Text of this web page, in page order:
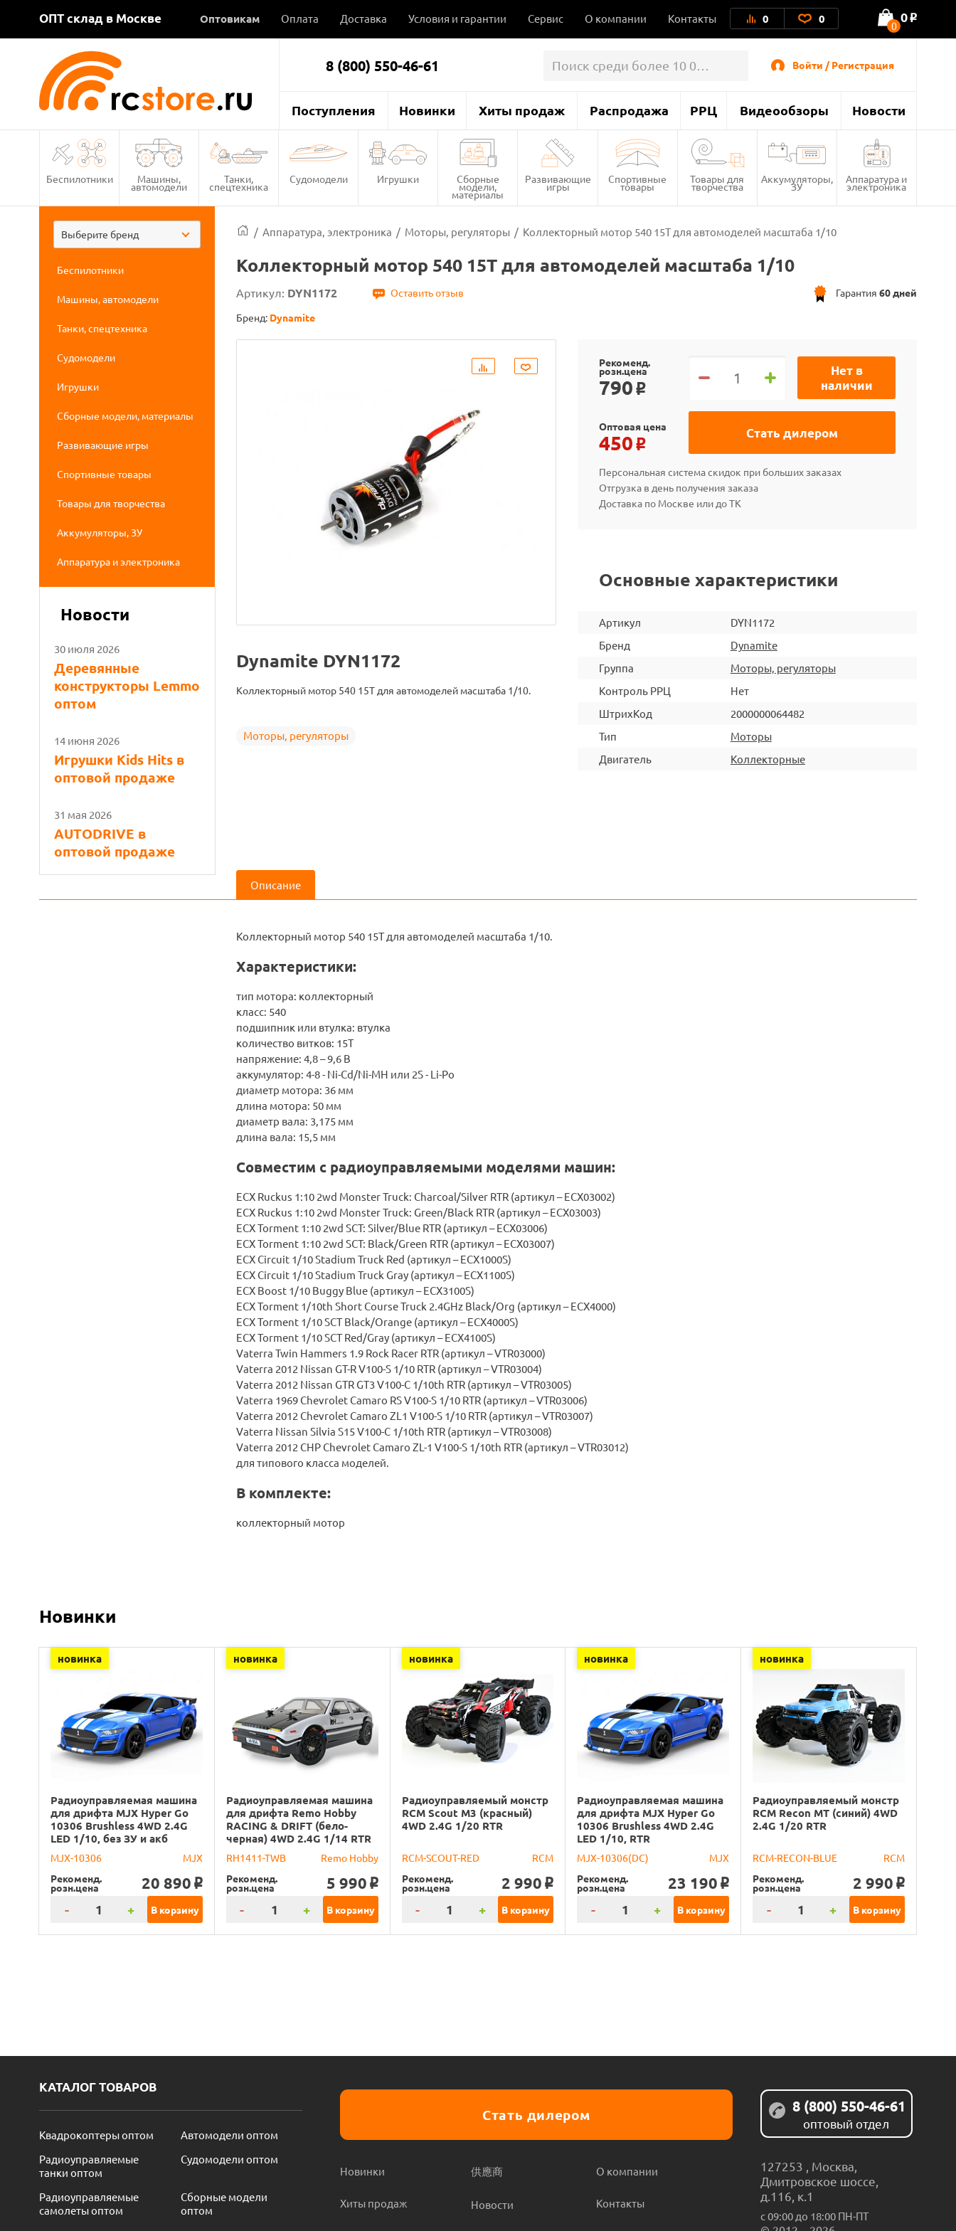
ОПТ склад в Москве Оптовикам Оплата Доставка Условия и гарантии Сервис О компании Контакты 0 0 0
0 o
8 (800) 550-46-61 Войти / Регистрация
Поступления Новинки Хиты продаж Распродажа РРЦ Видеообзоры Новости
Беспилотники Машины,
автомодели
Танки,
спецтехника
Судомодели Игрушки Сборные
модели,
материалы
Развивающие
игры
Спортивные
товары
Товары для
творчества
Аккумуляторы,
ЗУ
Аппаратура и
электроника
Выберите бренд
Беспилотники
Машины, автомодели
Танки, спецтехника
Судомодели
Игрушки
Сборные модели, материалы
Развивающие игры
Спортивные товары
Товары для творчества
Аккумуляторы, ЗУ
Аппаратура и электроника
Новости
30 июля 2026
Деревянные
конструкторы Lemmo
оптом
14 июня 2026
Игрушки Kids Hits в
оптовой продаже
31 мая 2026
AUTODRIVE в
оптовой продаже
/ Аппаратура, электроника / Моторы, регуляторы / Коллекторный мотор 540 15T для автомоделей масштаба 1/10
Коллекторный мотор 540 15T для автомоделей масштаба 1/10
Артикул: DYN1172 Оставить отзыв Гарантия 60 дней
Бренд: Dynamite
Dynamite DYN1172
Коллекторный мотор 540 15T для автомоделей масштаба 1/10.
Моторы, регуляторы
Рекоменд.
розн.цена
790 o
Нет в
наличии
Стать дилером
Оптовая цена
450 o
Персональная система скидок при больших заказах
Отгрузка в день получения заказа
Доставка по Москве или до ТК
Основные характеристики
Артикул
DYN1172
Бренд
Dynamite
Группа
Моторы, регуляторы
Контроль РРЦ
Нет
ШтрихКод
2000000064482
Тип
Моторы
Двигатель
Коллекторные
Описание
Коллекторный мотор 540 15T для автомоделей масштаба 1/10.
Характеристики:
тип мотора: коллекторный
класс: 540
подшипник или втулка: втулка
количество витков: 15T
напряжение: 4,8 – 9,6 В
аккумулятор: 4-8 - Ni-Cd/Ni-MH или 2S - Li-Po
диаметр мотора: 36 мм
длина мотора: 50 мм
диаметр вала: 3,175 мм
длина вала: 15,5 мм
Совместим с радиоуправляемыми моделями машин:
ECX Ruckus 1:10 2wd Monster Truck: Charcoal/Silver RTR (артикул – ECX03002)
ECX Ruckus 1:10 2wd Monster Truck: Green/Black RTR (артикул – ECX03003)
ECX Torment 1:10 2wd SCT: Silver/Blue RTR (артикул – ECX03006)
ECX Torment 1:10 2wd SCT: Black/Green RTR (артикул – ECX03007)
ECX Circuit 1/10 Stadium Truck Red (артикул – ECX1000S)
ECX Circuit 1/10 Stadium Truck Gray (артикул – ECX1100S)
ECX Boost 1/10 Buggy Blue (артикул – ECX3100S)
ECX Torment 1/10th Short Course Truck 2.4GHz Black/Org (артикул – ECX4000)
ECX Torment 1/10 SCT Black/Orange (артикул – ECX4000S)
ECX Torment 1/10 SCT Red/Gray (артикул – ECX4100S)
Vaterra Twin Hammers 1.9 Rock Racer RTR (артикул – VTR03000)
Vaterra 2012 Nissan GT-R V100-S 1/10 RTR (артикул – VTR03004)
Vaterra 2012 Nissan GTR GT3 V100-C 1/10th RTR (артикул – VTR03005)
Vaterra 1969 Chevrolet Camaro RS V100-S 1/10 RTR (артикул – VTR03006)
Vaterra 2012 Chevrolet Camaro ZL1 V100-S 1/10 RTR (артикул – VTR03007)
Vaterra Nissan Silvia S15 V100-C 1/10th RTR (артикул – VTR03008)
Vaterra 2012 CHP Chevrolet Camaro ZL-1 V100-S 1/10th RTR (артикул – VTR03012)
для типового класса моделей.
В комплекте:
коллекторный мотор
Новинки
новинка
Радиоуправляемая машина
для дрифта MJX Hyper Go
10306 Brushless 4WD 2.4G
LED 1/10, без ЗУ и акб
MJX-10306
MJX
Рекоменд.
розн.цена 20 890 o
- + В корзину
новинка
Радиоуправляемая машина
для дрифта Remo Hobby
RACING & DRIFT (бело-
черная) 4WD 2.4G 1/14 RTR
RH1411-TWB
Remo Hobby
Рекоменд.
розн.цена 5 990 o
- + В корзину
новинка
Радиоуправляемый монстр
RCM Scout M3 (красный)
4WD 2.4G 1/20 RTR
RCM-SCOUT-RED
RCM
Рекоменд.
розн.цена 2 990 o
- + В корзину
новинка
Радиоуправляемая машина
для дрифта MJX Hyper Go
10306 Brushless 4WD 2.4G
LED 1/10, RTR
MJX-10306(DC)
MJX
Рекоменд.
розн.цена 23 190 o
- + В корзину
новинка
Радиоуправляемый монстр
RCM Recon MT (синий) 4WD
2.4G 1/20 RTR
RCM-RECON-BLUE
RCM
Рекоменд.
розн.цена 2 990 o
- + В корзину
КАТАЛОГ ТОВАРОВ
Квадрокоптеры оптом
Автомодели оптом
Радиоуправляемые
танки оптом
Судомодели оптом
Радиоуправляемые
самолеты оптом
Сборные модели
оптом
Стать дилером
Новинки
Хиты продаж
供應商
Новости
О компании
Контакты
8 (800) 550-46-61
оптовый отдел
127253 Москва
Дмитровское шоссе,
д.116, к.1
с 09:00 до 18:00 ПН-ПТ